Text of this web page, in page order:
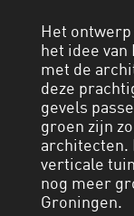
Het
het idee
met de
deze
gevels
groen zijn
architecten.
verticale
nog meer
Groningen.